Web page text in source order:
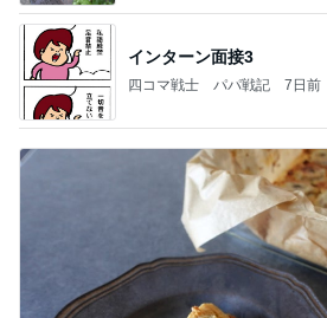
インターン面接3
四コマ戦士 パパ戦記 7日前